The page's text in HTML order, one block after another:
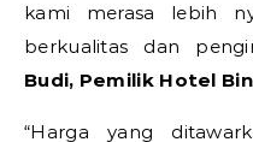
kami merasa lebih
berkualitas dan
Budi, Pemilik Hotel
“Harga yang